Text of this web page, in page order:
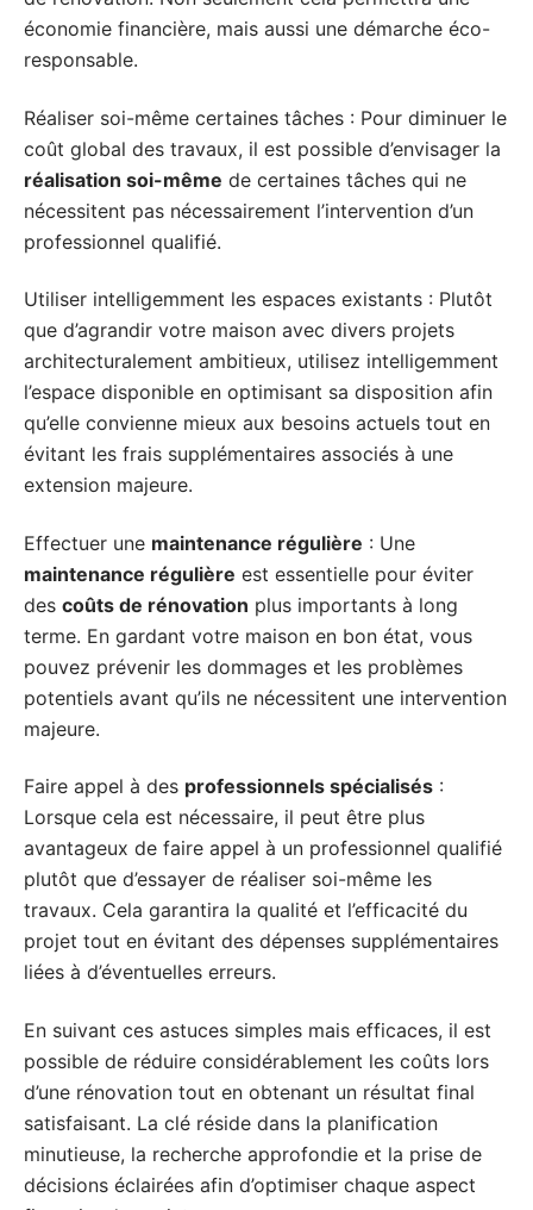
économie financière, mais aussi une démarche éco-
responsable.
Réaliser soi-même certaines tâches : Pour diminuer le
coût global des travaux, il est possible d’envisager la
réalisation soi-même de certaines tâches qui ne
nécessitent pas nécessairement l’intervention d’un
professionnel qualifié.
Utiliser intelligemment les espaces existants : Plutôt
que d’agrandir votre maison avec divers projets
architecturalement ambitieux, utilisez intelligemment
l’espace disponible en optimisant sa disposition afin
qu’elle convienne mieux aux besoins actuels tout en
évitant les frais supplémentaires associés à une
extension majeure.
Effectuer une maintenance régulière : Une
maintenance régulière est essentielle pour éviter
des coûts de rénovation plus importants à long
terme. En gardant votre maison en bon état, vous
pouvez prévenir les dommages et les problèmes
potentiels avant qu’ils ne nécessitent une intervention
majeure.
Faire appel à des professionnels spécialisés :
Lorsque cela est nécessaire, il peut être plus
avantageux de faire appel à un professionnel qualifié
plutôt que d’essayer de réaliser soi-même les
travaux. Cela garantira la qualité et l’efficacité du
projet tout en évitant des dépenses supplémentaires
liées à d’éventuelles erreurs.
En suivant ces astuces simples mais efficaces, il est
possible de réduire considérablement les coûts lors
d’une rénovation tout en obtenant un résultat final
satisfaisant. La clé réside dans la planification
minutieuse, la recherche approfondie et la prise de
décisions éclairées afin d’optimiser chaque aspect